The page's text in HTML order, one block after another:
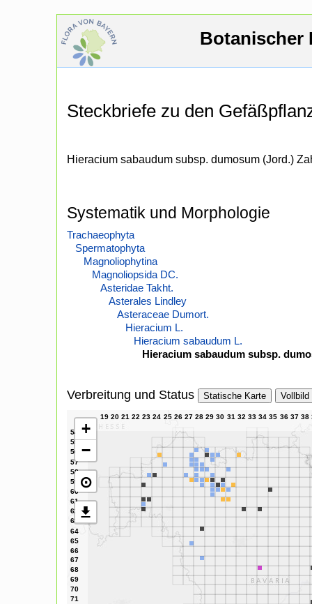
Botanischer
Steckbriefe zu den
Hieracium sabaudum subsp. dumosum (Jord.)
Systematik und Morphologie
Trachaeophyta
Spermatophyta
Magnoliophytina
Magnoliopsida DC.
Asteridae Takht.
Asterales Lindley
Asteraceae Dumort.
Hieracium L.
Hieracium sabaudum L.
Hieracium sabaudum subsp.
Verbreitung und Status Statische Karte Vollbild
+
−
⊙